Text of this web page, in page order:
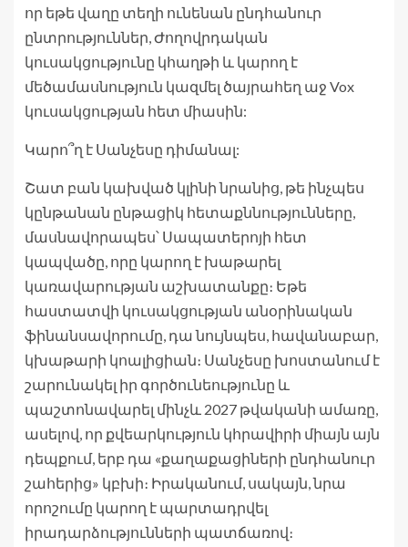
որ եթե վաղը տեղի ունենան ընդհանուր
ընտրություններ, Ժողովրդական
կուսակցությունը կհաղթի և կարող է
մեծամասնություն կազմել ծայրահեղ աջ Vox
կուսակցության հետ միասին:
Կարո՞ղ է Սանչեսը դիմանալ:
Շատ բան կախված կլինի նրանից, թե ինչպես
կընթանան ընթացիկ հետաքննությունները,
մասնավորապես՝ Սապատերոյի հետ
կապվածը, որը կարող է խաթարել
կառավարության աշխատանքը։ Եթե
հաստատվի կուսակցության անօրինական
ֆինանսավորումը, դա նույնպես, հավանաբար,
կխաթարի կոալիցիան։ Սանչեսը խոստանում է
շարունակել իր գործունեությունը և
պաշտոնավարել մինչև 2027 թվականի ամառը,
ասելով, որ քվեարկություն կհրավիրի միայն այն
դեպքում, երբ դա «քաղաքացիների ընդհանուր
շահերից» կբխի։ Իրականում, սակայն, նրա
որոշումը կարող է պարտադրվել
իրադարձությունների պատճառով։